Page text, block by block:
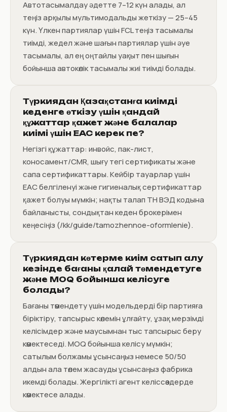
Автотасымалдау әдетте 7–12 күн алады, ал
теңіз арқылы мультимодальды жеткізу — 25–45
күн. Үлкен партиялар үшін FCL теңіз тасымалы
тиімді, жедел және шағын партиялар үшін әуе
тасымалы, ал ең оңтайлы уақыт пен шығын
бойынша автокөлік тасымалы жиі тиімді болады.
Түркиядан Қазақстанға киімді
кеденге өткізу үшін қандай
құжаттар қажет және балалар
киімі үшін EAC керек пе?
Негізгі құжаттар: инвойс, пак-лист,
коносамент/CMR, шығу тегі сертификаты және
сапа сертификаттары. Кейбір тауарлар үшін
EAC белгіленуі және гигиеналық сертификаттар
қажет болуы мүмкін; нақты талап ТН ВЭД кодына
байланысты, сондықтан кеден брокерімен
кеңесіңіз (/kk/guide/tamozhennoe-oformlenie).
Түркиядан көтерме киім сатып алу
кезінде бағаны қалай төмендетуге
және MOQ бойынша келісуге
болады?
Бағаны төмендету үшін модельдерді бір партияға
біріктіру, тапсырыс көлемін ұлғайту, ұзақ мерзімді
келісімдер және маусымнан тыс тапсырыс беру
көмектеседі. MOQ бойынша келісу мүмкін;
сатылым болжамы ұсынсаңыз немесе 50/50
алдын ала төлем жасауды ұсынсаңыз фабрика
икемді болады. Жергілікті агент келіссөздерде
көмектесе алады.